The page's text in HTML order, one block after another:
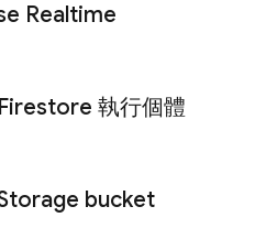
Realtime
執行個體
bucket